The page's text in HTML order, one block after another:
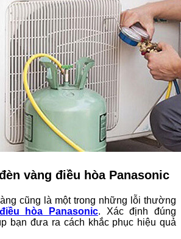
vàng điều hòa Panasonic
cũng là một trong những lỗi thường
điều hòa Panasonic. Xác định đúng
bạn đưa ra cách khắc phục hiệu quả